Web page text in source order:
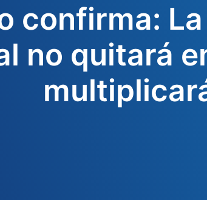
confirma:
no quitará